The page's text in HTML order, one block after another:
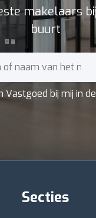
makelaars
buurt
Vastgoed bij mij in
Secties